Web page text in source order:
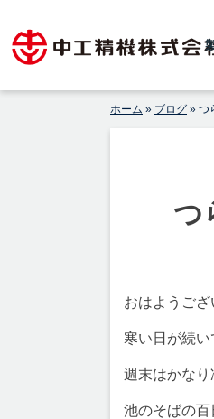
content
業100年の粉砕機製造パイオニ
アメーカー
機・ボールミルを製造している中工精機
です。微粉砕機のボールミル、連続式微
粉砕機のチューブミルを製造しておりま
ホーム » ブログ » つ
つ
おはようござ
寒い日が続い
週末はかなり
池のそばの百